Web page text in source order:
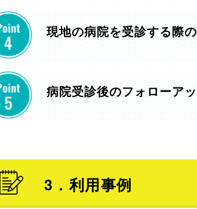
現地の病院を受診する際
病院受診後のフォローア
3．利用事例